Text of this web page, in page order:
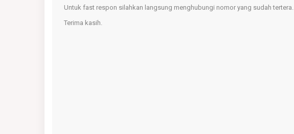
Untuk fast respon silahkan langsung menghubungi nomor yang sudah tertera.
Terima kasih.